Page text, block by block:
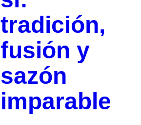
tradición,
fusión y
sazón
imparable